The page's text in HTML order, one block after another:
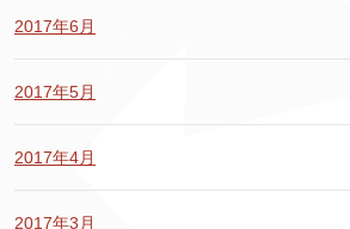
2017年6月
2017年5月
2017年4月
2017年3月